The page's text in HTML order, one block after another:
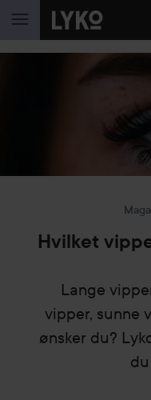
GÅ TIL INNHOLD
Hvilket
Lange
vipper, sunne
ønsker du?